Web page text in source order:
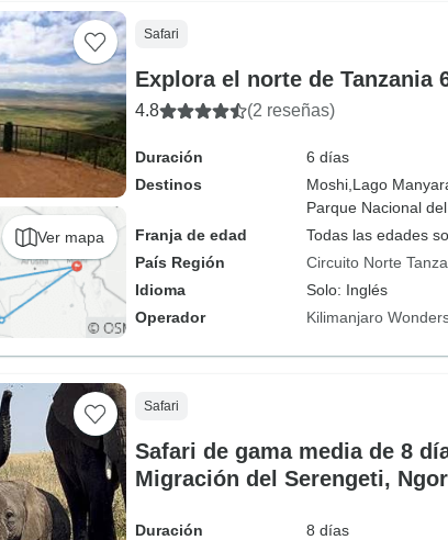
Ver mapa
Safari
Explora el norte de Tanzania
4.8 (2 reseñas)
Duración
6 días
Destinos
Moshi, Lago
Parque Nacional
Franja de edad
Todas las edades
País Región
Circuito Norte
Idioma
Solo: Inglés
Operador
Kilimanjaro
Safari
Safari de gama media de 8
Migración del Serengeti,
Duración
8 días